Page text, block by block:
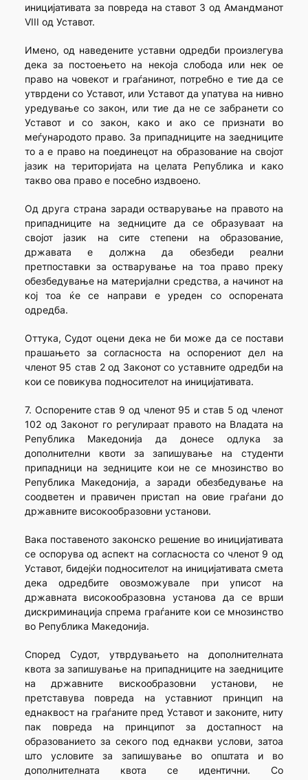
иницијативата за повреда на ставот 3 од Амандманот
VIII од Уставот.
Имено, од наведените уставни одредби произлегува
дека за постоењето на некоја слобода или нек ое
право на човекот и граѓанинот, потребно е тие да се
утврдени со Уставот, или Уставот да упатува на нивно
уредување со закон, или тие да не се забранети со
Уставот и со закон, како и ако се признати во
меѓународото право. За припадниците на заедниците
то а е право на поединецот на образование на својот
јазик на територијата на целата Република и како
такво ова право е посебно издвоено.
Од друга страна заради остварување на правото на
припадниците на зедниците да се образуваат на
својот јазик на сите степени на образование,
државата е должна да обезбеди реални
претпоставки за остварување на тоа право преку
обезбедување на материјални средства, а начинот на
кој тоа ќе се направи е уреден со оспорената
одредба.
Оттука, Судот оцени дека не би може да се постави
прашањето за согласноста на оспорениот дел на
членот 95 став 2 од Законот со уставните одредби на
кои се повикува подносителот на иницијативата.
7. Оспорените став 9 од членот 95 и став 5 од членот
102 од Законот го регулираат правото на Владата на
Република Македонија да донесе одлука за
дополнителни квоти за запишување на студенти
припадници на зедниците кои не се мнозинство во
Република Македонија, а заради обезбедување на
соодветен и правичен пристап на овие граѓани до
државните високообразовни установи.
Вака поставеното законско решение во иницијативата
се оспорува од аспект на согласноста со членот 9 од
Уставот, бидејќи подносителот на иницијативата смета
дека одредбите овозможувале при уписот на
државната високообразовна установа да се врши
дискриминација спрема граѓаните кои се мнозинство
во Република Македонија.
Според Судот, утврдувањето на дополнителната
квота за запишување на припадниците на заедниците
на државните вискообразовни установи, не
претставува повреда на уставниот принцип на
еднаквост на граѓаните пред Уставот и законите, ниту
пак повреда на принципот за достапност на
образованието за секого под еднакви услови, затоа
што условите за запишување во општата и во
дополнителната квота се идентични. Со